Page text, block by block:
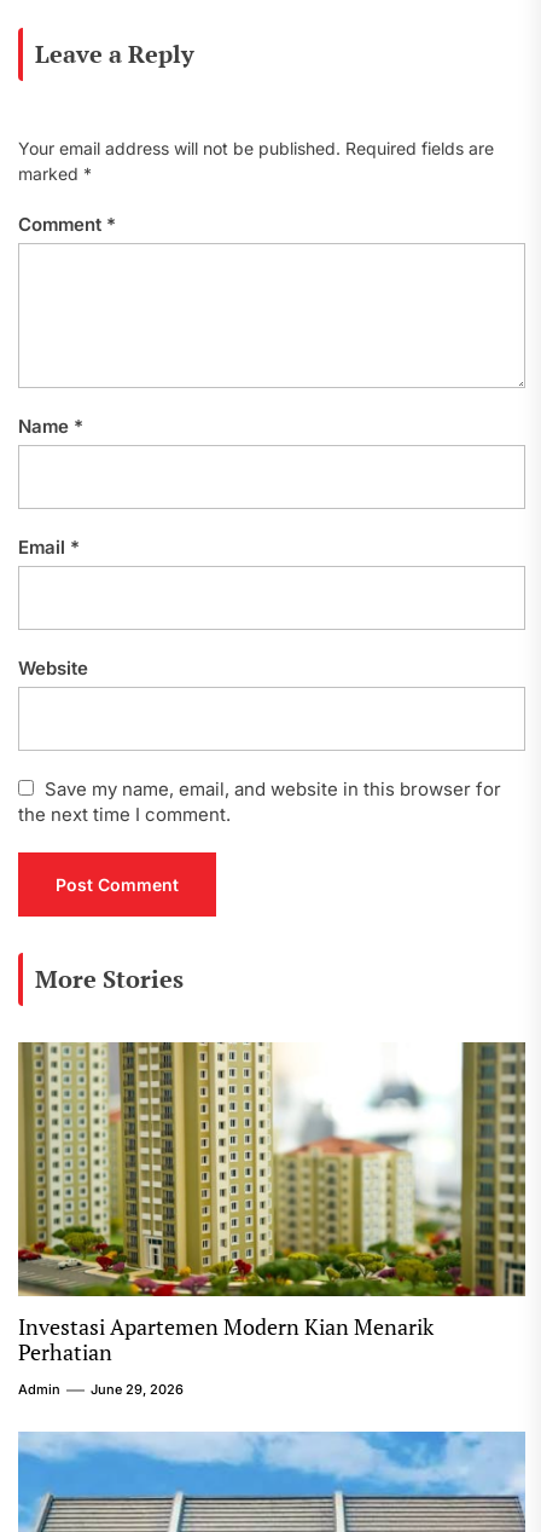
Leave a Reply
Your email address will not be published. Required fields are
marked *
Comment *
Name *
Email *
Website
Save my name, email, and website in this browser for
the next time I comment.
More Stories
Investasi Apartemen Modern Kian Menarik
Perhatian
Admin June 29, 2026